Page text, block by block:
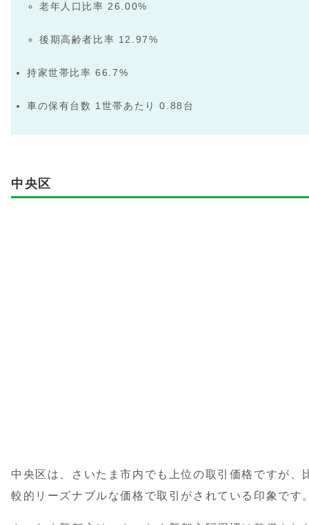
老年人口比率 26.00%
後期高齢者比率 12.97%
持家世帯比率 66.7%
車の保有台数 1世帯あたり 0.88台
中央区
中央区は、さいたま市内でも上位の取引価格ですが、
較的リーズナブルな価格で取引がされている印象です